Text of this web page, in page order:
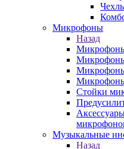
Микрофоны
Назад
Стойки
Музыкальные
Назад